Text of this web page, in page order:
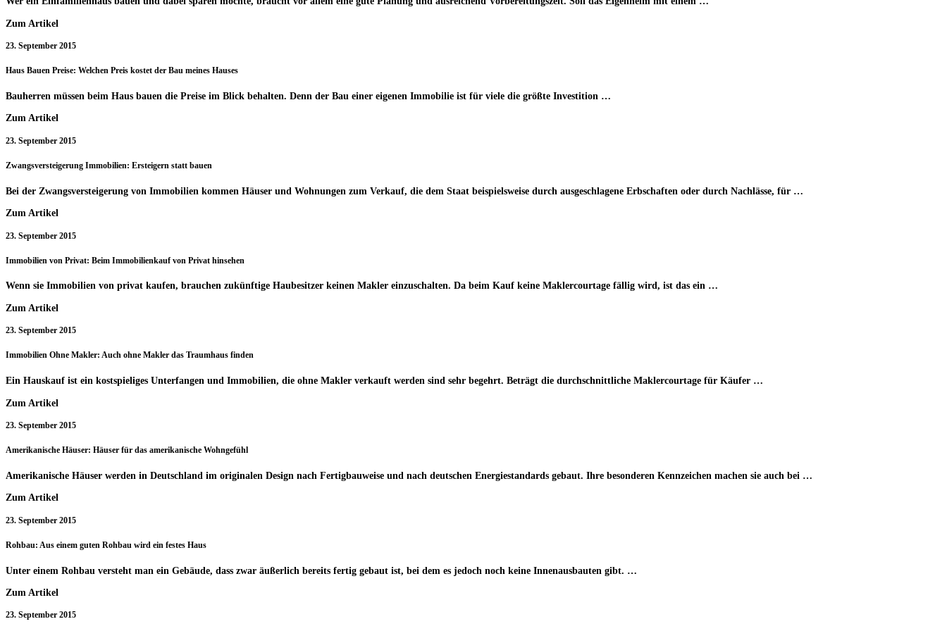
Zum Artikel
23. September 2015
Haus Bauen Preise: Welchen Preis kostet der Bau meines Hauses
Bauherren müssen beim Haus bauen die Preise im Blick behalten. Denn der Bau einer eigenen Immobilie ist für viele die größte Investition …
Zum Artikel
23. September 2015
Zwangsversteigerung Immobilien: Ersteigern statt bauen
Bei der Zwangsversteigerung von Immobilien kommen Häuser und Wohnungen zum Verkauf, die dem Staat beispielsweise durch ausgeschlagene Erbschaften oder durch Nachlässe, für …
Zum Artikel
23. September 2015
Immobilien von Privat: Beim Immobilienkauf von Privat hinsehen
Wenn sie Immobilien von privat kaufen, brauchen zukünftige Haubesitzer keinen Makler einzuschalten. Da beim Kauf keine Maklercourtage fällig wird, ist das ein …
Zum Artikel
23. September 2015
Immobilien Ohne Makler: Auch ohne Makler das Traumhaus finden
Ein Hauskauf ist ein kostspieliges Unterfangen und Immobilien, die ohne Makler verkauft werden sind sehr begehrt. Beträgt die durchschnittliche Maklercourtage für Käufer …
Zum Artikel
23. September 2015
Amerikanische Häuser: Häuser für das amerikanische Wohngefühl
Amerikanische Häuser werden in Deutschland im originalen Design nach Fertigbauweise und nach deutschen Energiestandards gebaut. Ihre besonderen Kennzeichen machen sie auch bei …
Zum Artikel
23. September 2015
Rohbau: Aus einem guten Rohbau wird ein festes Haus
Unter einem Rohbau versteht man ein Gebäude, dass zwar äußerlich bereits fertig gebaut ist, bei dem es jedoch noch keine Innenausbauten gibt. …
Zum Artikel
23. September 2015